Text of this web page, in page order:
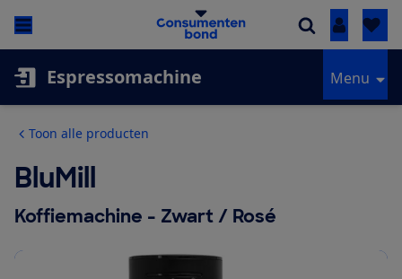
Inloggen
Espressomachine Menu
Toon alle producten
BluMill
Koffiemachine - Zwart / Rosé